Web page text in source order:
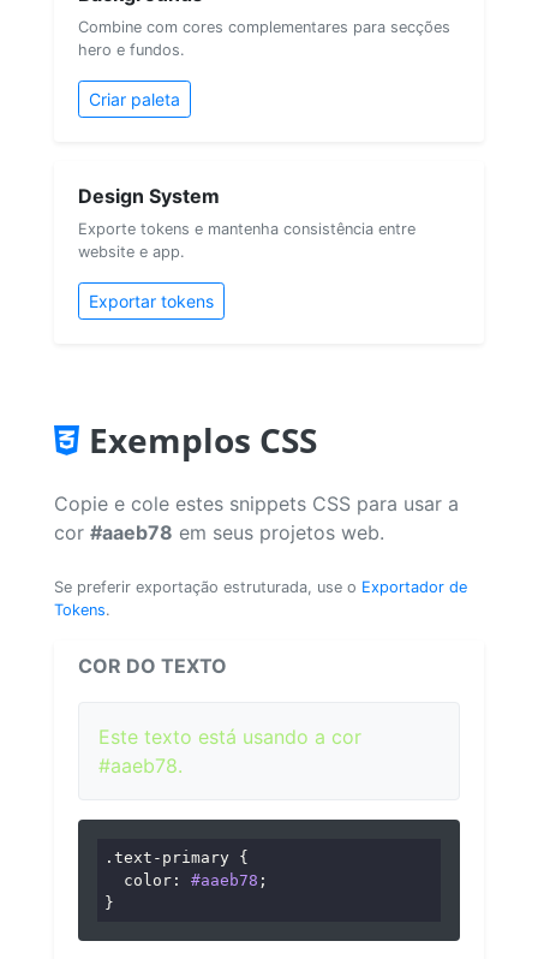
Combine com cores complementares para secções
hero e fundos.
Criar paleta
Design System
Exporte tokens e mantenha consistência entre
website e app.
Exportar tokens
Exemplos CSS
Copie e cole estes snippets CSS para usar a
cor #aaeb78 em seus projetos web.
Se preferir exportação estruturada, use o Exportador de
Tokens.
COR DO TEXTO
Este texto está usando a cor
#aaeb78.
.text-primary {
color : #aaeb78 ;
}